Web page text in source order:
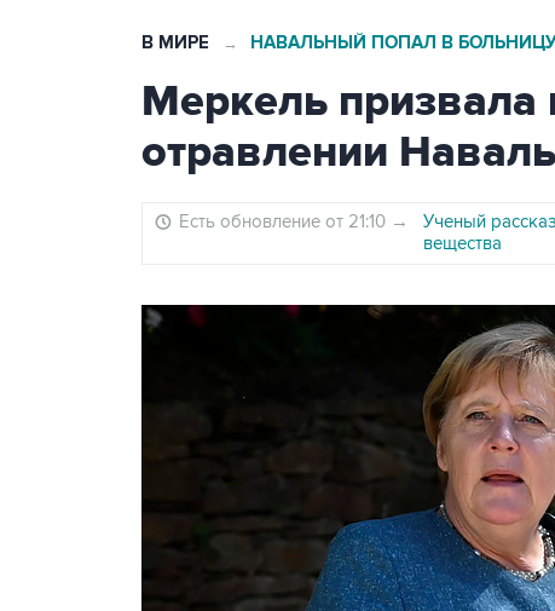
В МИРЕ → НАВАЛЬНЫЙ ПОПАЛ В
Меркель призвала
отравлении
Есть обновление от 21:10 →
Ученый
вещества